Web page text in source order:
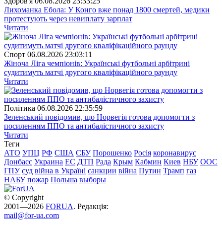
Лихоманка Ебола: У Конго вже понад 1800 смертей, медики
протестують через невиплату зарплат
Читати
Спорт 06.08.2026 23:03:11
Жіноча Ліга чемпіонів: Українські футбольні арбітрині
судитимуть матчі другого кваліфікаційного раунду
Читати
Полiтика 06.08.2026 22:35:59
Зеленський повідомив, що Норвегія готова допомогти з
посиленням ППО та антибалістичного захисту
Читати
Теги
АТО УПЦ РФ США СБУ Порошенко Росія коронавирус
Донбасс Украина ЕС ДТП Рада Крым Кабмин Киев НБУ ООС
ГПУ суд війна в Україні санкции війна Путин Трамп газ
НАБУ пожар Польша выборы
© Copyright
2001—2026 FORUA. Редакція:
mail@for-ua.com